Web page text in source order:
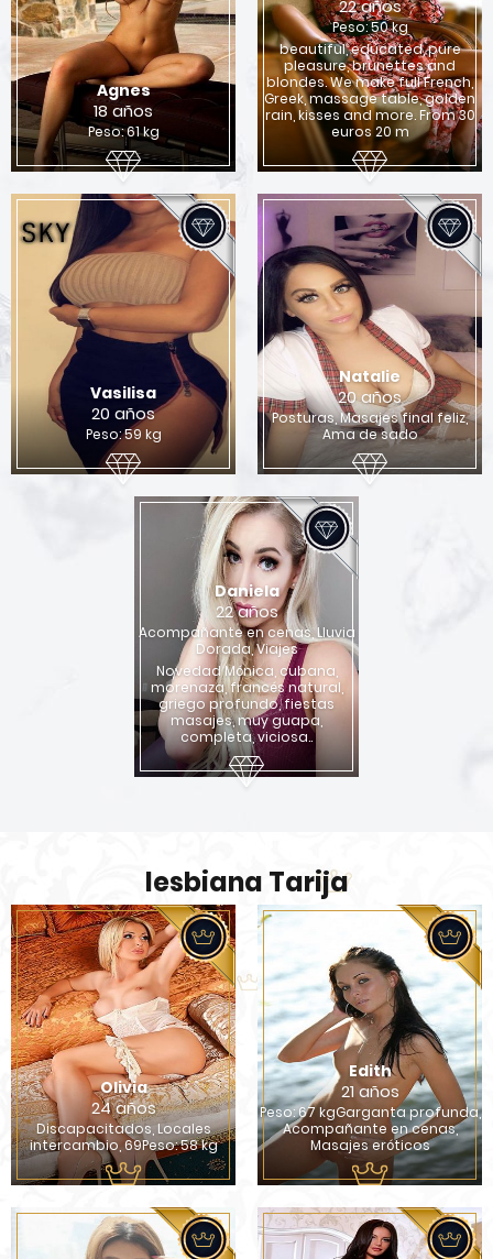
Agnes
18 años
Peso: 61 kg
22 años
Peso: 50 kg
beautiful, educated, pure
pleasure, brunettes and
blondes. We make full French,
Greek, massage table, golden
rain, kisses and more. From 30
euros 20 m
Vasilisa
20 años
Peso: 59 kg
Natalie
20 años
Posturas, Masajes final feliz,
Ama de sado
Daniela
22 años
Acompañante en cenas, Lluvia
Dorada, Viajes
Novedad Mónica, cubana,
morenaza, francés natural,
griego profundo, fiestas
masajes, muy guapa,
completa, viciosa..
lesbiana Tarija
Olivia
24 años
Discapacitados, Locales
intercambio, 69Peso: 58 kg
Edith
21 años
Peso: 67 kgGarganta profunda,
Acompañante en cenas,
Masajes eróticos